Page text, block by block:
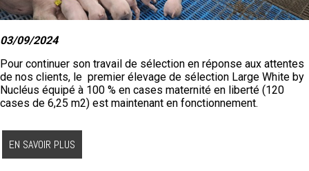
03/09/2024
Pour continuer son travail de sélection en réponse aux attentes
de nos clients, le premier élevage de sélection Large White by
Nucléus équipé à 100 % en cases maternité en liberté (120
cases de 6,25 m2) est maintenant en fonctionnement.
EN SAVOIR PLUS